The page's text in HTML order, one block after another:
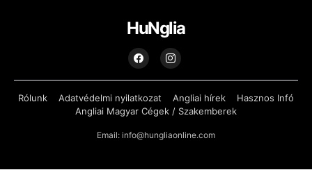
HuNglia
Rólunk Adatvédelmi nyilatkozat Angliai hírek
Hasznos Infó
Angliai Magyar Cégek / Szakemberek
Email: info@hungliaonline.com